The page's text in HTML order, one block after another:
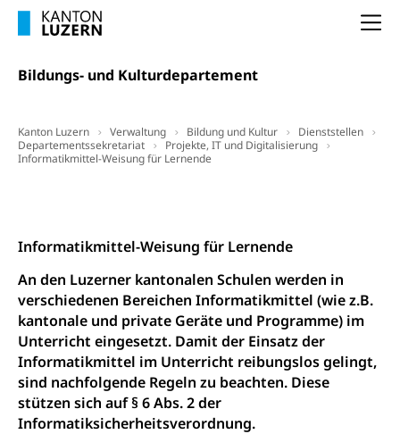
Bildungs- und Kulturdepartement
Kanton Luzern Verwaltung Bildung und Kultur
Dienststellen
Departementssekretariat
Projekte, IT und Digitalisierung
Informatikmittel-Weisung für Lernende
Informatikmittel-Weisung für Lernende
An den Luzerner kantonalen Schulen werden in
verschiedenen Bereichen Informatikmittel (wie z.B.
kantonale und private Geräte und Programme) im
Unterricht eingesetzt. Damit der Einsatz der
Informatikmittel im Unterricht reibungslos gelingt,
sind nachfolgende Regeln zu beachten. Diese
stützen sich auf § 6 Abs. 2 der
Informatiksicherheitsverordnung.